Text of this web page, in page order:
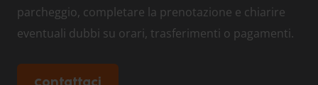
parcheggio, completare la prenotazione e chiarire
eventuali dubbi su orari, trasferimenti o pagamenti.